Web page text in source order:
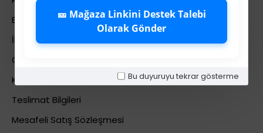
🎫 Mağaza Linkini Destek Talebi
Olarak Gönder
Bu duyuruyu tekrar gösterme
Banka Hesab Bilgileri
İletişim
Gizlilik Politikası
Kullanıcı Sözleşmesi
Teslimat Bilgileri
Mesafeli Satış Sözleşmesi